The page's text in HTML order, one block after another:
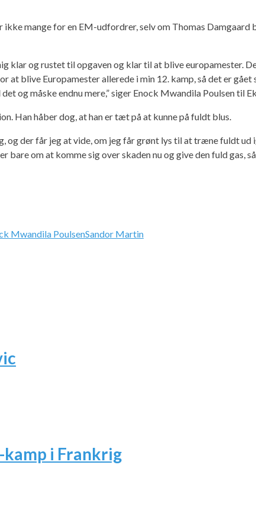
mange for en EM-udfordrer, selv om Thomas
klar og rustet til opgaven og klar til at blive europamester.
blive Europamester allerede i min 12. kamp, så det er
og måske endnu mere,” siger Enock Mwandila Poulsen til
Han håber dog, at han er tæt på at kunne på fuldt blus.
og der får jeg at vide, om jeg får grønt lys til at træne fuldt
om at komme sig over skaden nu og give den fuld gas,
Mwandila PoulsenSandor Martin
i Frankrig